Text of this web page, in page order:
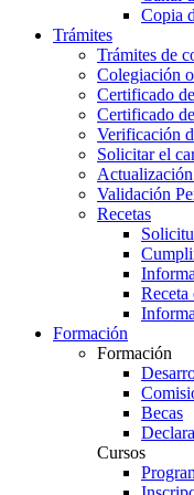
Copia
Trámites
Trámites de
Colegiación
Certificado
Certificado
Verificación
Solicitar el
Validación
Recetas
Receta
Formación
Formación
Becas
Cursos